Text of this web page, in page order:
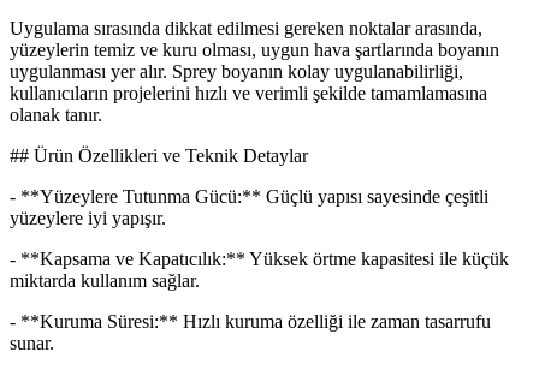
Uygulama sırasında dikkat edilmesi gereken noktalar arasında,
yüzeylerin temiz ve kuru olması, uygun hava şartlarında boyanın
uygulanması yer alır. Sprey boyanın kolay uygulanabilirliği,
kullanıcıların projelerini hızlı ve verimli şekilde tamamlamasına
olanak tanır.
## Ürün Özellikleri ve Teknik Detaylar
- **Yüzeylere Tutunma Gücü:** Güçlü yapısı sayesinde çeşitli
yüzeylere iyi yapışır.
- **Kapsama ve Kapatıcılık:** Yüksek örtme kapasitesi ile küçük
miktarda kullanım sağlar.
- **Kuruma Süresi:** Hızlı kuruma özelliği ile zaman tasarrufu
sunar.